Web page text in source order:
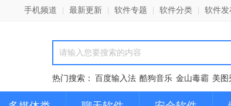
手机频道 最新更新 软件专题 软件分类 软件发
热门搜索： 百度输入法 酷狗音乐 金山毒霸 美图